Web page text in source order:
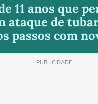
11 anos que
ataque de
passos com
PUBLICIDADE